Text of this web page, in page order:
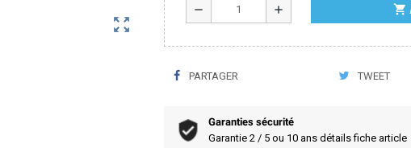
zoom_out_map
remove add shopping_cart
PARTAGER TWEET
Garanties sécurité
Garantie 2 / 5 ou 10 ans détails fiche article